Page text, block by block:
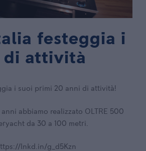
festeggia i
di attività
i suoi primi 20 anni di attività!
abbiamo realizzato OLTRE 500
da 30 a 100 metri.
lnkd.in/g_d5Kzn